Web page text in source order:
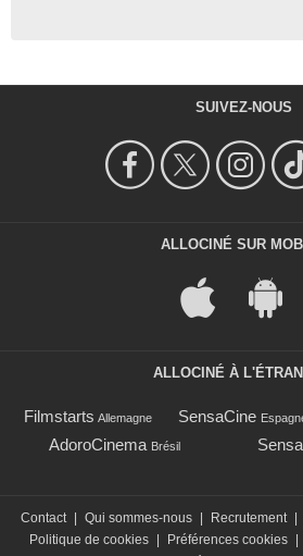
SUIVEZ-NOUS
ALLOCINÉ SUR
ALLOCINÉ À
Filmstarts Allemagne SensaCine
AdoroCinema Brésil
Contact | Qui sommes-nous | Recrutement |
Politique de cookies | Préférences cookies |